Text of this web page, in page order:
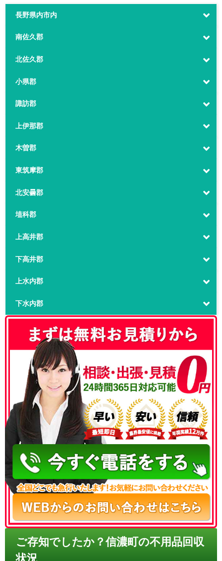
長野県内市内
南佐久郡
北佐久郡
小県郡
諏訪郡
上伊那郡
木曽郡
東筑摩郡
北安曇郡
埴科郡
上高井郡
下高井郡
上水内郡
下水内郡
050-3186-4780
ご存知でしたか？信濃町の不用品回収
状況